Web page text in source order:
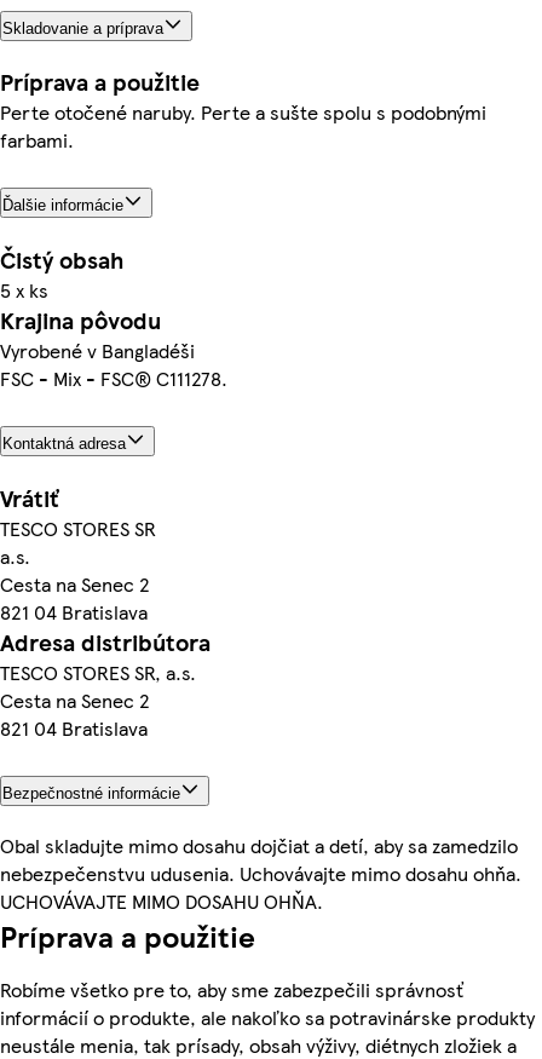
Skladovanie a príprava
Príprava a použitie
Perte otočené naruby. Perte a sušte spolu s podobnými
farbami.
Ďalšie informácie
Čistý obsah
5 x ks
Krajina pôvodu
Vyrobené v Bangladéši
FSC - Mix - FSC® C111278.
Kontaktná adresa
Vrátiť
TESCO STORES SR
a.s.
Cesta na Senec 2
821 04 Bratislava
Adresa distribútora
TESCO STORES SR, a.s.
Cesta na Senec 2
821 04 Bratislava
Bezpečnostné informácie
Obal skladujte mimo dosahu dojčiat a detí, aby sa zamedzilo
nebezpečenstvu udusenia. Uchovávajte mimo dosahu ohňa.
UCHOVÁVAJTE MIMO DOSAHU OHŇA.
Príprava a použitie
Robíme všetko pre to, aby sme zabezpečili správnosť
informácií o produkte, ale nakoľko sa potravinárske produkty
neustále menia, tak prísady, obsah výživy, diétnych zložiek a